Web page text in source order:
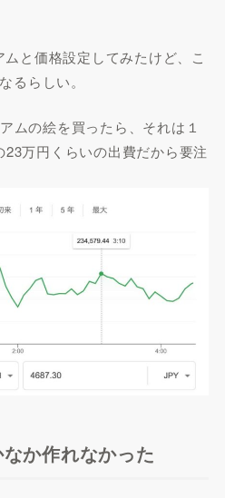
と価格設定してみたけど、こ
るらしい。
ムの絵を買ったら、それは１
万円くらいの出費だから要注
か作れなかった